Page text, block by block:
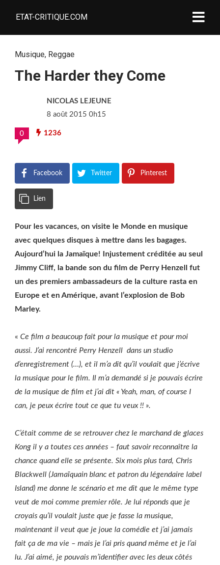
ETAT-CRITIQUE.COM
Musique, Reggae
The Harder they Come
NICOLAS LEJEUNE
8 août 2015 0h15
0 1236
Facebook Twitter Pinterest
Lien
Pour les vacances, on visite le Monde en musique
avec quelques disques à mettre dans les bagages.
Aujourd’hui la Jamaïque!
Injustement créditée au seul
Jimmy Cliff, la bande son du film de Perry Henzell fut
un des premiers ambassadeurs de la culture rasta en
Europe et en Amérique, avant l’explosion de Bob
Marley.
« Ce film a beaucoup fait pour la musique et pour moi
aussi. J’ai rencontré Perry Henzell dans un studio
d’enregistrement (…), et il m’a dit qu’il voulait que j’écrive
la musique pour le film. Il m’a demandé si je pouvais écrire
de la musique de film et j’ai dit « Yeah, man, of course I
can, je peux écrire tout ce que tu veux !! ».
C’était comme de se retrouver chez le marchand de glaces
Kong il y a toutes ces années – faut savoir reconnaître la
chance quand elle se présente. Six mois plus tard, Chris
Blackwell (Jamaïquain blanc et patron du légendaire label
Island) me donne le scénario et me dit que le même type
veut de moi comme premier rôle. Je lui réponds que je
croyais qu’il voulait juste que je fasse la musique,
maintenant il veut que je joue la comédie et j’ai jamais
fait ça de ma vie – mais je l’ai pris quand même et je l’ai
lu. J’ai aimé, je pouvais m’identifier avec les deux côtés